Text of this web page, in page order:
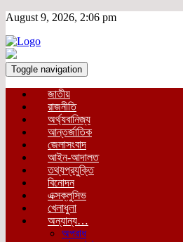
August 9, 2026, 2:06 pm
Toggle navigation
জাতীয়
রাজনীতি
অর্থ্যবানিজ্য
আন্তর্জাতিক
জেলাসংবাদ
আইন-আদালত
তথ্যপ্রযুক্তি
বিনোদন
এক্সক্লুসিভ
খেলাধুলা
অন্যান্য…
অপরাধ